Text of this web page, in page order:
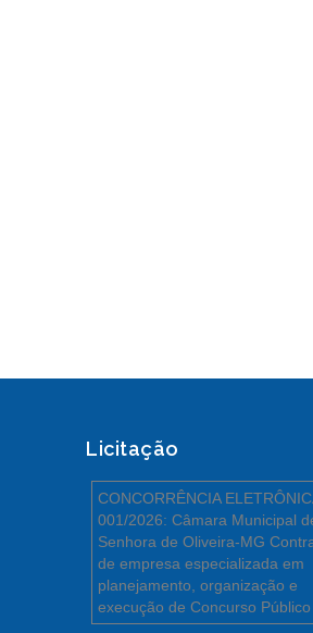
Licitação
CONCORRÊNCIA
001/2026: Câmara Municipal
Senhora de Oliveira-MG
de empresa especializada em
planejamento, organização e
execução de Concurso Público